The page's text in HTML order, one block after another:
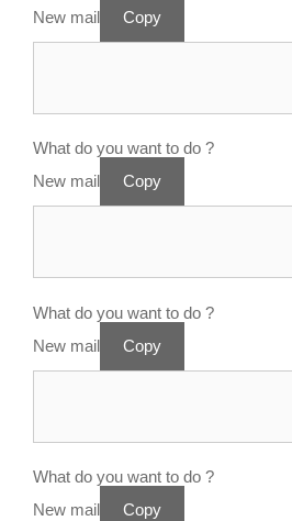
New mail
Copy
What do you want to do ?
New mail
Copy
What do you want to do ?
New mail
Copy
What do you want to do ?
New mail
Copy